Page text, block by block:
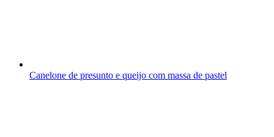
Canelone de presunto e queijo com massa de pastel